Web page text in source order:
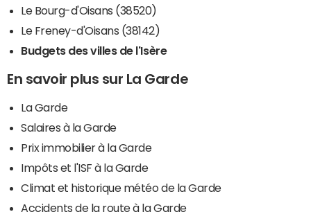
Le Bourg-d'Oisans (38520)
Le Freney-d'Oisans (38142)
Budgets des villes de l'Isère
En savoir plus sur La Garde
La Garde
Salaires à la Garde
Prix immobilier à la Garde
Impôts et l'ISF à la Garde
Climat et historique météo de la Garde
Accidents de la route à la Garde